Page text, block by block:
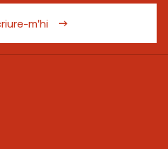
m'hi